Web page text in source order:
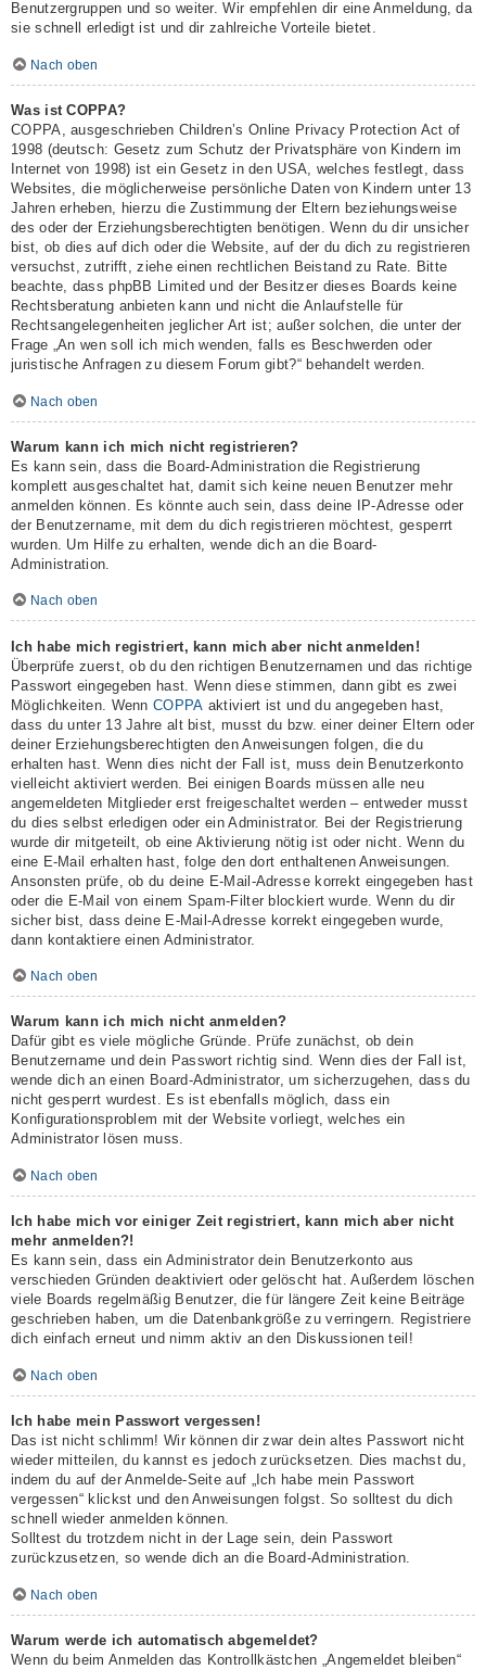
Benutzergruppen und so weiter. Wir empfehlen dir eine Anmeldung, da
sie schnell erledigt ist und dir zahlreiche Vorteile bietet.
Nach oben
Was ist COPPA?
COPPA, ausgeschrieben Children’s Online Privacy Protection Act of
1998 (deutsch: Gesetz zum Schutz der Privatsphäre von Kindern im
Internet von 1998) ist ein Gesetz in den USA, welches festlegt, dass
Websites, die möglicherweise persönliche Daten von Kindern unter 13
Jahren erheben, hierzu die Zustimmung der Eltern beziehungsweise
des oder der Erziehungsberechtigten benötigen. Wenn du dir unsicher
bist, ob dies auf dich oder die Website, auf der du dich zu registrieren
versuchst, zutrifft, ziehe einen rechtlichen Beistand zu Rate. Bitte
beachte, dass phpBB Limited und der Besitzer dieses Boards keine
Rechtsberatung anbieten kann und nicht die Anlaufstelle für
Rechtsangelegenheiten jeglicher Art ist; außer solchen, die unter der
Frage „An wen soll ich mich wenden, falls es Beschwerden oder
juristische Anfragen zu diesem Forum gibt?“ behandelt werden.
Nach oben
Warum kann ich mich nicht registrieren?
Es kann sein, dass die Board-Administration die Registrierung
komplett ausgeschaltet hat, damit sich keine neuen Benutzer mehr
anmelden können. Es könnte auch sein, dass deine IP-Adresse oder
der Benutzername, mit dem du dich registrieren möchtest, gesperrt
wurden. Um Hilfe zu erhalten, wende dich an die Board-
Administration.
Nach oben
Ich habe mich registriert, kann mich aber nicht anmelden!
Überprüfe zuerst, ob du den richtigen Benutzernamen und das richtige
Passwort eingegeben hast. Wenn diese stimmen, dann gibt es zwei
Möglichkeiten. WennCOPPA aktiviert ist und du angegeben hast,
dass du unter 13 Jahre alt bist, musst du bzw. einer deiner Eltern oder
deiner Erziehungsberechtigten den Anweisungen folgen, die du
erhalten hast. Wenn dies nicht der Fall ist, muss dein Benutzerkonto
vielleicht aktiviert werden. Bei einigen Boards müssen alle neu
angemeldeten Mitglieder erst freigeschaltet werden – entweder musst
du dies selbst erledigen oder ein Administrator. Bei der Registrierung
wurde dir mitgeteilt, ob eine Aktivierung nötig ist oder nicht. Wenn du
eine E-Mail erhalten hast, folge den dort enthaltenen Anweisungen.
Ansonsten prüfe, ob du deine E-Mail-Adresse korrekt eingegeben hast
oder die E-Mail von einem Spam-Filter blockiert wurde. Wenn du dir
sicher bist, dass deine E-Mail-Adresse korrekt eingegeben wurde,
dann kontaktiere einen Administrator.
Nach oben
Warum kann ich mich nicht anmelden?
Dafür gibt es viele mögliche Gründe. Prüfe zunächst, ob dein
Benutzername und dein Passwort richtig sind. Wenn dies der Fall ist,
wende dich an einen Board-Administrator, um sicherzugehen, dass du
nicht gesperrt wurdest. Es ist ebenfalls möglich, dass ein
Konfigurationsproblem mit der Website vorliegt, welches ein
Administrator lösen muss.
Nach oben
Ich habe mich vor einiger Zeit registriert, kann mich aber nicht
mehr anmelden?!
Es kann sein, dass ein Administrator dein Benutzerkonto aus
verschieden Gründen deaktiviert oder gelöscht hat. Außerdem löschen
viele Boards regelmäßig Benutzer, die für längere Zeit keine Beiträge
geschrieben haben, um die Datenbankgröße zu verringern. Registriere
dich einfach erneut und nimm aktiv an den Diskussionen teil!
Nach oben
Ich habe mein Passwort vergessen!
Das ist nicht schlimm! Wir können dir zwar dein altes Passwort nicht
wieder mitteilen, du kannst es jedoch zurücksetzen. Dies machst du,
indem du auf der Anmelde-Seite auf „Ich habe mein Passwort
vergessen“ klickst und den Anweisungen folgst. So solltest du dich
schnell wieder anmelden können.
Solltest du trotzdem nicht in der Lage sein, dein Passwort
zurückzusetzen, so wende dich an die Board-Administration.
Nach oben
Warum werde ich automatisch abgemeldet?
Wenn du beim Anmelden das Kontrollkästchen „Angemeldet bleiben“